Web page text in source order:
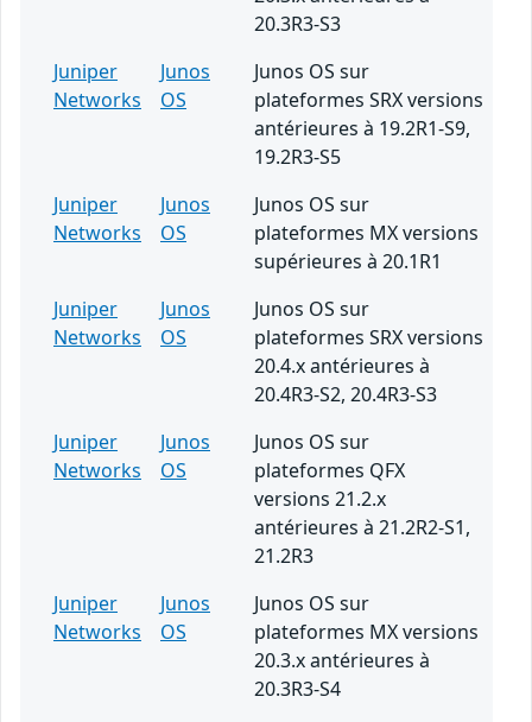
20.3R3-S3
Juniper
Networks
Junos
OS
Junos OS sur
plateformes SRX versions
antérieures à 19.2R1-S9,
19.2R3-S5
Juniper
Networks
Junos
OS
Junos OS sur
plateformes MX versions
supérieures à 20.1R1
Juniper
Networks
Junos
OS
Junos OS sur
plateformes SRX versions
20.4.x antérieures à
20.4R3-S2, 20.4R3-S3
Juniper
Networks
Junos
OS
Junos OS sur
plateformes QFX
versions 21.2.x
antérieures à 21.2R2-S1,
21.2R3
Juniper
Networks
Junos
OS
Junos OS sur
plateformes MX versions
20.3.x antérieures à
20.3R3-S4